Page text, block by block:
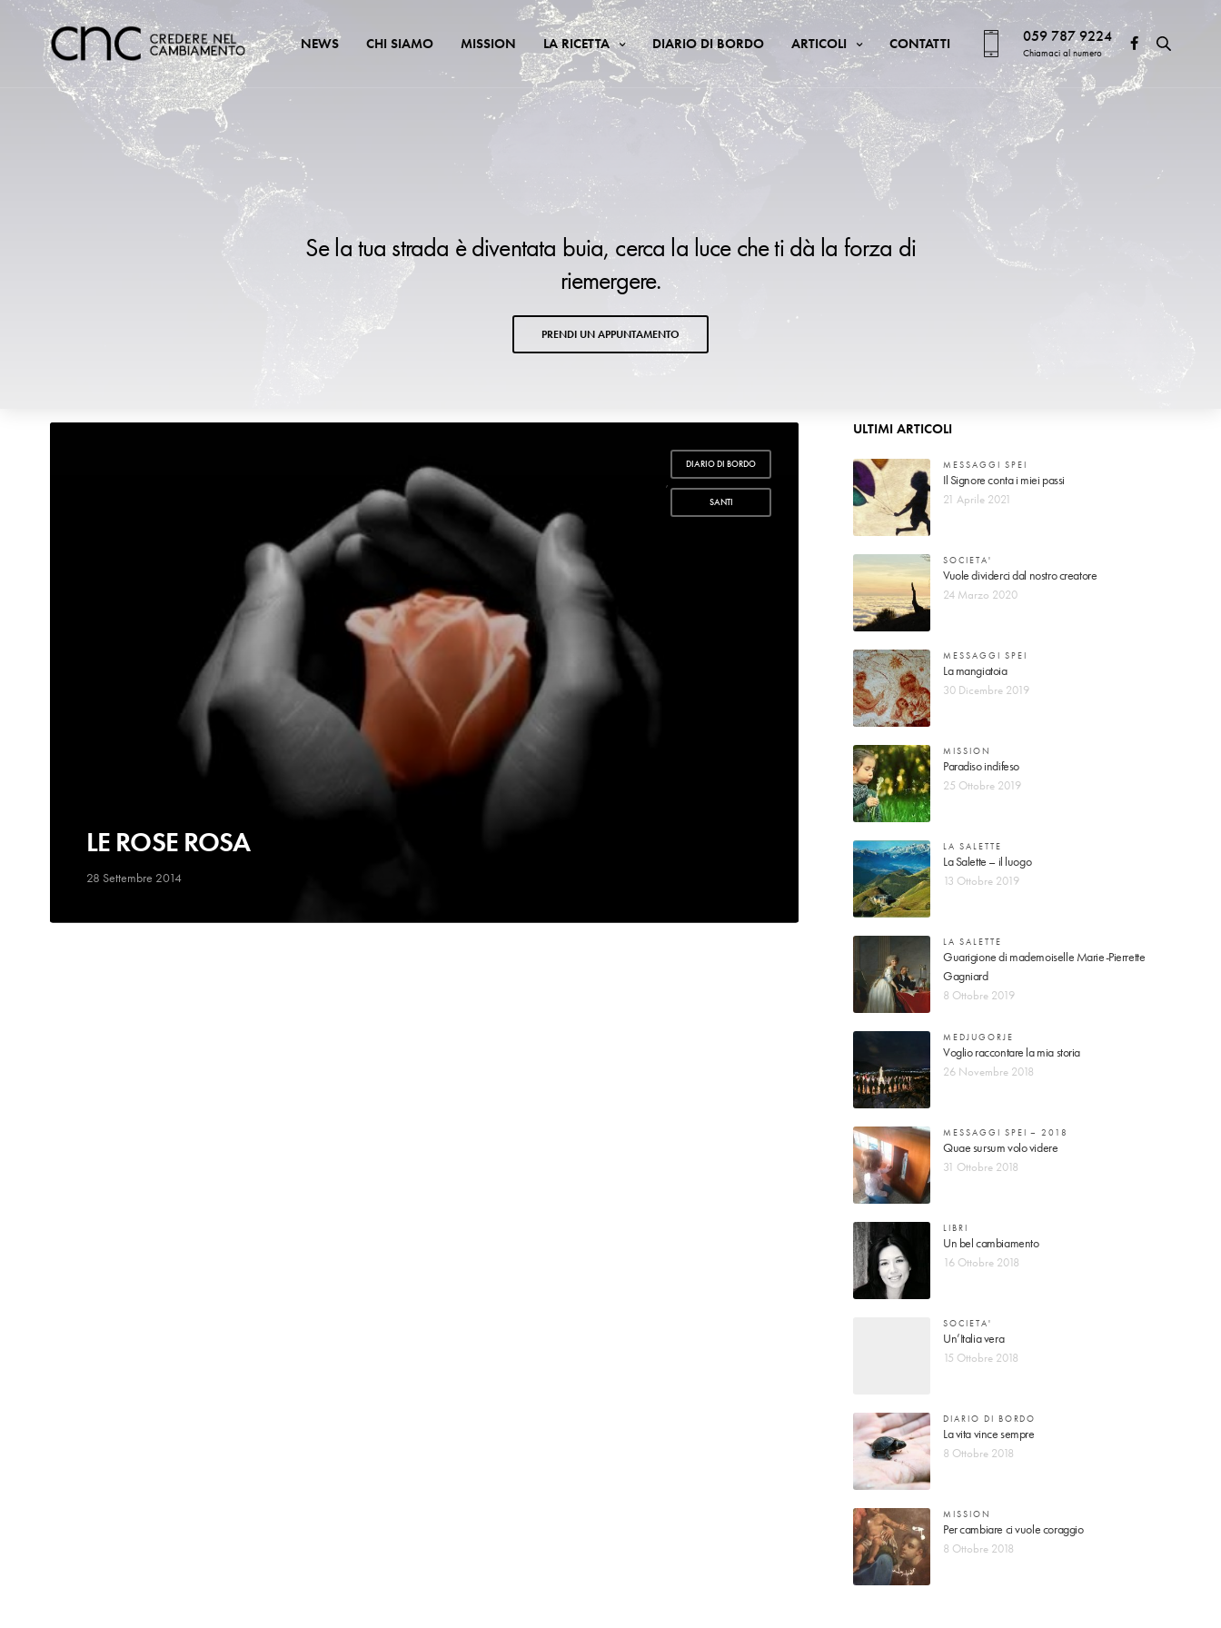
NEWS CHI SIAMO MISSION LA RICETTA DIARIO DI BORDO ARTICOLI CONTATTI 059 787 9224
Chiamaci al numero
Se la tua strada è diventata buia, cerca la luce che ti dà la forza di
riemergere.
PRENDI UN APPUNTAMENTO
DIARIO DI BORDO
,
SANTI
LE ROSE ROSA
28 Settembre 2014
ULTIMI ARTICOLI
MESSAGGI SPEI
Il Signore conta i miei passi
21 Aprile 2021
SOCIETA'
Vuole dividerci dal nostro creatore
24 Marzo 2020
MESSAGGI SPEI
La mangiatoia
30 Dicembre 2019
MISSION
Paradiso indifeso
25 Ottobre 2019
LA SALETTE
La Salette – il luogo
13 Ottobre 2019
LA SALETTE
Guarigione di mademoiselle Marie-Pierrette
Gagniard
8 Ottobre 2019
MEDJUGORJE
Voglio raccontare la mia storia
26 Novembre 2018
MESSAGGI SPEI – 2018
Quae sursum volo videre
31 Ottobre 2018
LIBRI
Un bel cambiamento
16 Ottobre 2018
SOCIETA'
Un’Italia vera
15 Ottobre 2018
DIARIO DI BORDO
La vita vince sempre
8 Ottobre 2018
MISSION
Per cambiare ci vuole coraggio
8 Ottobre 2018